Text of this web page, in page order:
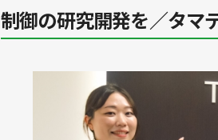
制御の研究開発を／タマ